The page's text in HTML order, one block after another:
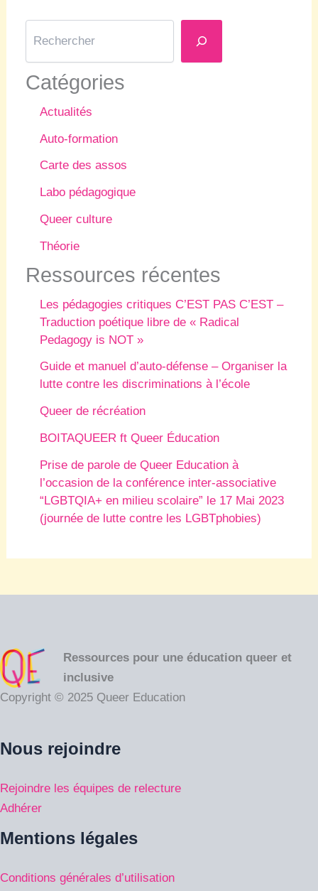
e
Catégories
Actualités
Auto-formation
Carte des assos
Labo pédagogique
Queer culture
Théorie
Ressources récentes
Les pédagogies critiques C’EST PAS C’EST –
Traduction poétique libre de « Radical
Pedagogy is NOT »
Guide et manuel d’auto-défense – Organiser la
lutte contre les discriminations à l’école
Queer de récréation
BOITAQUEER ft Queer Éducation
Prise de parole de Queer Education à
l’occasion de la conférence inter-associative
“LGBTQIA+ en milieu scolaire” le 17 Mai 2023
(journée de lutte contre les LGBTphobies)
Ressources pour une éducation queer et
inclusive
Copyright © 2025 Queer Education
Nous rejoindre
Rejoindre les équipes de relecture
Adhérer
Mentions légales
Conditions générales d’utilisation